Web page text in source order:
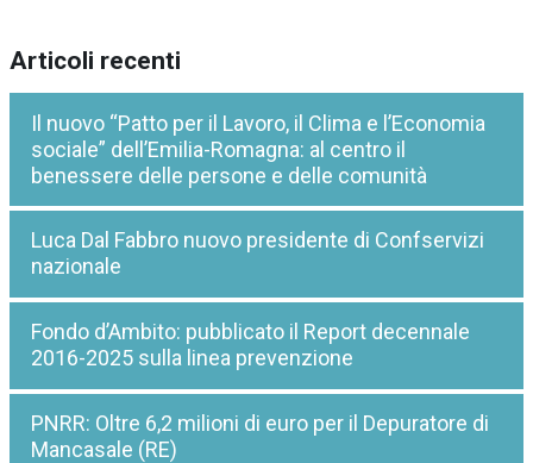
Articoli recenti
Il nuovo “Patto per il Lavoro, il Clima e l’Economia
sociale” dell’Emilia-Romagna: al centro il
benessere delle persone e delle comunità
Luca Dal Fabbro nuovo presidente di Confservizi
nazionale
Fondo d’Ambito: pubblicato il Report decennale
2016-2025 sulla linea prevenzione
PNRR: Oltre 6,2 milioni di euro per il Depuratore di
Mancasale (RE)